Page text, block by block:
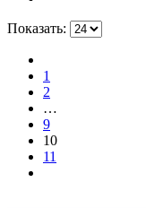
Показать:
1
2
…
9
10
11